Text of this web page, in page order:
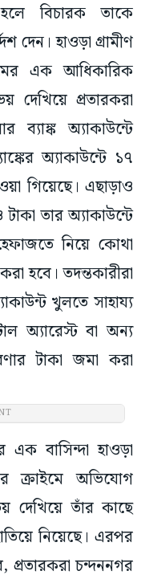
বিচারক তাকে
দেন। হাওড়া গ্রামীণ
এক আধিকারিক
দেখিয়ে প্রতারকরা
ব্যাঙ্ক অ্যাকাউন্টে
অ্যাকাউন্টে ১৭
গিয়েছে। এছাড়াও
তার অ্যাকাউন্টে
নিয়ে কোথা
হবে। তদন্তকারীরা
খুলতে সাহায্য
অ্যারেস্ট বা অন্য
টাকা জমা করা
বাসিন্দা হাওড়া
ক্রাইমে অভিযোগ
দেখিয়ে তাঁর কাছে
নিয়েছে। এরপর
প্রতারকরা চন্দননগর